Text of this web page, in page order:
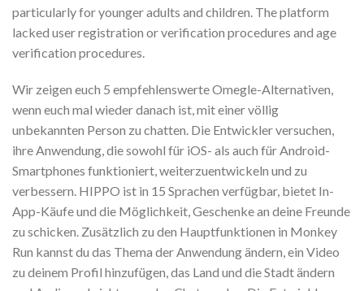
particularly for younger adults and children. The platform
lacked user registration or verification procedures and age
verification procedures.
Wir zeigen euch 5 empfehlenswerte Omegle-Alternativen,
wenn euch mal wieder danach ist, mit einer völlig
unbekannten Person zu chatten. Die Entwickler versuchen,
ihre Anwendung, die sowohl für iOS- als auch für Android-
Smartphones funktioniert, weiterzuentwickeln und zu
verbessern. HIPPO ist in 15 Sprachen verfügbar, bietet In-
App-Käufe und die Möglichkeit, Geschenke an deine Freunde
zu schicken. Zusätzlich zu den Hauptfunktionen in Monkey
Run kannst du das Thema der Anwendung ändern, ein Video
zu deinem Profil hinzufügen, das Land und die Stadt ändern